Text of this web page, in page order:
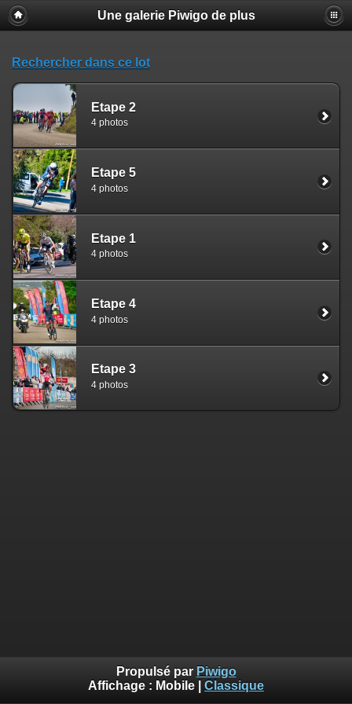
Une galerie Piwigo de plus
Rechercher dans ce lot
Etape 2
4 photos
Etape 5
4 photos
Etape 1
4 photos
Etape 4
4 photos
Etape 3
4 photos
Propulsé par Piwigo
Affichage : Mobile Classique